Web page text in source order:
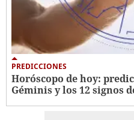
PREDICCIONES
Horóscopo de hoy:
Géminis y los 12 signos